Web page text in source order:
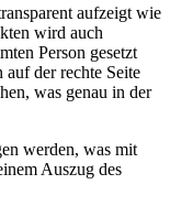
aufzeigt wie
wird auch
Person gesetzt
der rechte Seite
was genau in der
werden, was mit
Auszug des